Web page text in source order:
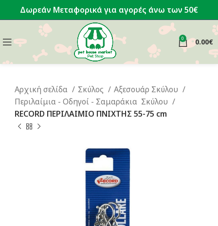
Δωρεάν Μεταφορικά για αγορές άνω των 50€
0 0.00€
Αρχική σελίδα Σκύλος
Αξεσουάρ Σκύλου
Περιλαίμια - Οδηγοί - Σαμαράκια Σκύλου
RECORD ΠΕΡΙΛΑΙΜΙΟ ΠΝΙΧΤΗΣ 55-75 cm